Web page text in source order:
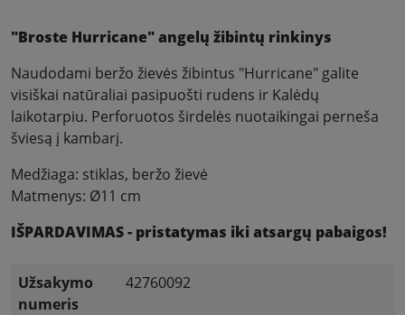
"Broste Hurricane" angelų žibintų rinkinys
Naudodami beržo žievės žibintus "Hurricane" galite
visiškai natūraliai pasipuošti rudens ir Kalėdų
laikotarpiu. Perforuotos širdelės nuotaikingai perneša
šviesą į kambarį.
Medžiaga: stiklas, beržo žievė
Matmenys: Ø11 cm
IŠPARDAVIMAS - pristatymas iki atsargų pabaigos!
Užsakymo
numeris
42760092